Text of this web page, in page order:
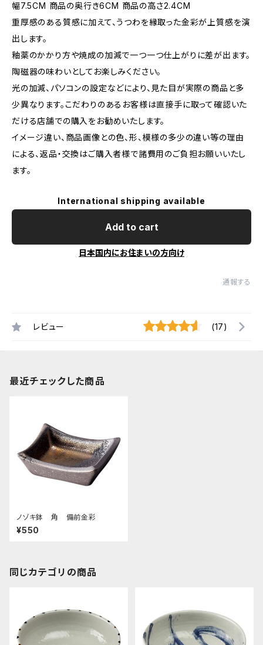
幅7.5CM 商品の奥行き6CM 商品の高さ2.4CM
重厚感のある質感に加えて、うつわを縁取った金彩が上質感を演
出します。
釉薬のかかり方や焼成の加減で一つ一つ仕上がりに差が出ます。
陶磁器の味わいとしてお楽しみください。
光の加減、パソコンの設定などにより、見た目が実際の商品と多
少異なります。こだわりのあるお客様は直接手に取って確認いた
だける店舗での購入をお勧めいたします。
イメージ違い、商品画像との色、形、模様の多少の違い等の理由
による、返品・交換はご購入者様で諸費用のご負担お願いいたし
ます。
International shipping available
Add to cart
日本国内にお住まいの方向け
通報する
レビュー (17)
最近チェックした商品
ノゾキ鉢 角 備前金彩
¥550
同じカテゴリの商品